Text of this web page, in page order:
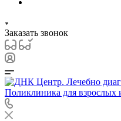
Заказать звонок